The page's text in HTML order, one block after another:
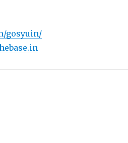
gosyuin/